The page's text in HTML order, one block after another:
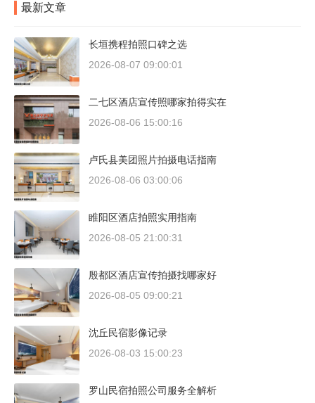
最新文章
长垣携程拍照口碑之选
2026-08-07 09:00:01
二七区酒店宣传照哪家拍得实在
2026-08-06 15:00:16
卢氏县美团照片拍摄电话指南
2026-08-06 03:00:06
睢阳区酒店拍照实用指南
2026-08-05 21:00:31
殷都区酒店宣传拍摄找哪家好
2026-08-05 09:00:21
沈丘民宿影像记录
2026-08-03 15:00:23
罗山民宿拍照公司服务全解析